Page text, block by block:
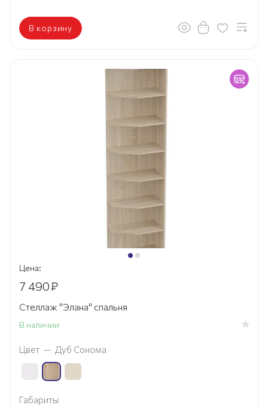
В корзину
Цена:
7 490₽
Стеллаж "Элана" спальня
В наличии
Цвет — Дуб Сонома
Габариты